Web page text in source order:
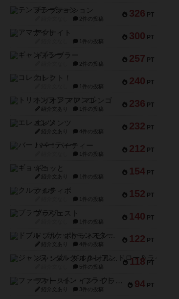
326 PT
テンプテーション
2件の投稿
300 PT
アマナイト
1件の投稿
257 PT
ギャンブラー
2件の投稿
240 PT
コレクト！
1件の投稿
236 PT
トリオンフ ア マレンゴ
紹介文あり 1件の投稿
232 PT
エレメンツ
紹介文あり 4件の投稿
212 PT
バー！パーティー
1件の投稿
154 PT
ギョッと
紹介文あり 1件の投稿
152 PT
クルティボ
1件の投稿
140 PT
ブラヴェスト
1件の投稿
122 PT
ドブル：ポケットモンスター
紹介文あり 4件の投稿
118 PT
ジャンヌ・ダルク-オルレアン ドロー＆ライト
5件の投稿
94 PT
ファースト・イン・フライト
紹介文あり 3件の投稿